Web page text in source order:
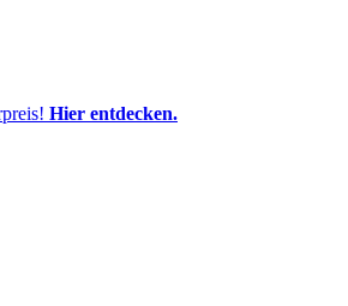
Hier entdecken.